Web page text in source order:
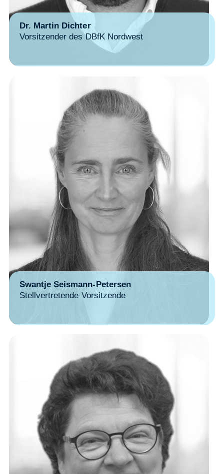
Dr. Martin Dichter
Vorsitzender des DBfK Nordwest
Swantje Seismann-Petersen
Stellvertretende Vorsitzende